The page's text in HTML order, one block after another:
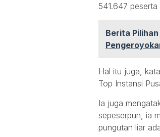
541.647 peserta
Berita Pilihan
Hal itu juga,
Top Instansi
Ia juga
sepeserpun, ia
pungutan liar